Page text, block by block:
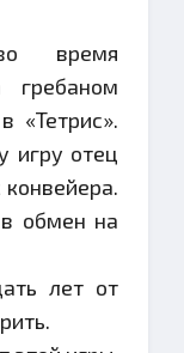
время
гребаном
«Тетрис».
игру отец
обмен на
лет от